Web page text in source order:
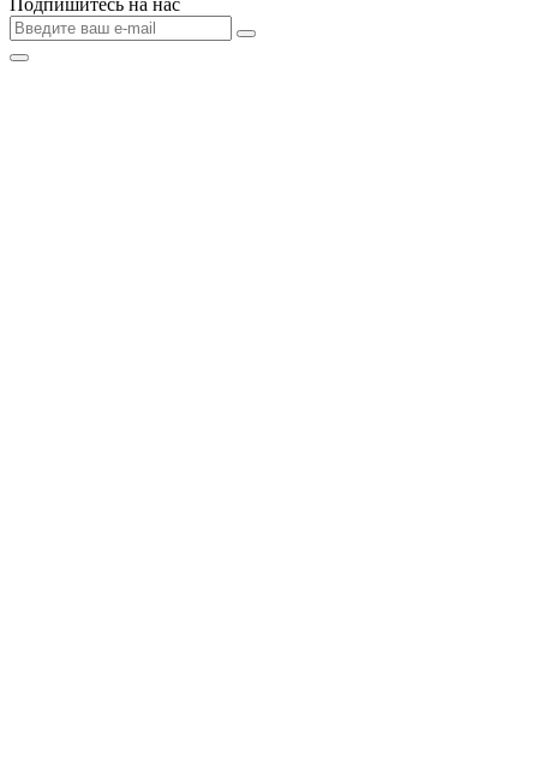
Подпишитесь на нас